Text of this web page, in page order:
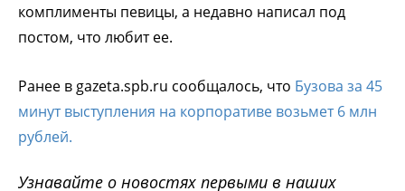
комплименты певицы, а недавно написал под
постом, что любит ее.
Ранее в gazeta.spb.ru сообщалось, что Бузова за 45
минут выступления на корпоративе возьмет 6 млн
рублей.
Узнавайте о новостях первыми в наших